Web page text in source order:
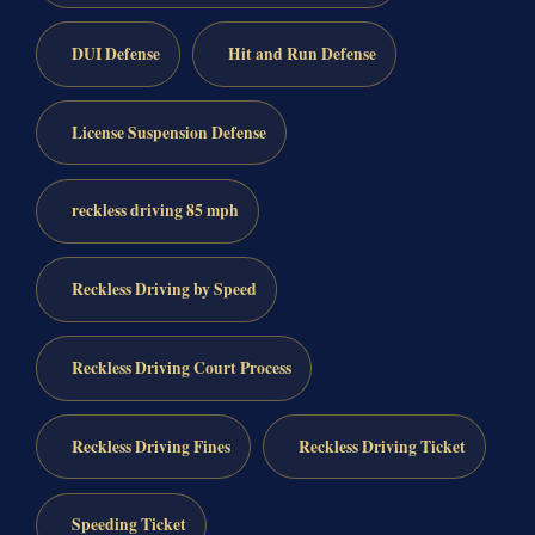
DUI Defense Hit and Run Defense
License Suspension Defense
reckless driving 85 mph
Reckless Driving by Speed
Reckless Driving Court Process
Reckless Driving Fines Reckless Driving Ticket
Speeding Ticket